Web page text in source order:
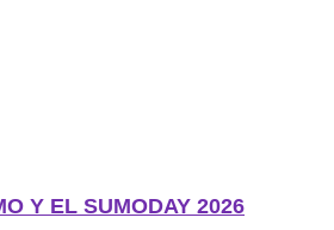
Y EL SUMODAY 2026